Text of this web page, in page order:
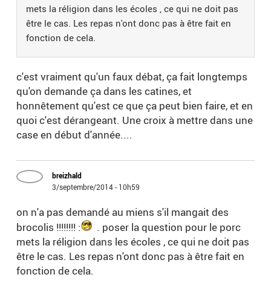
mets la réligion dans les écoles , ce qui ne doit pas
être le cas. Les repas n'ont donc pas à être fait en
fonction de cela.
c'est vraiment qu'un faux débat, ça fait longtemps
qu'on demande ça dans les catines, et
honnêtement qu'est ce que ça peut bien faire, et en
quoi c'est dérangeant. Une croix à mettre dans une
case en début d'année....
breizhald
3/septembre/2014 - 10h59
on n'a pas demandé au miens s'il mangait des
brocolis !!!!!!!! :
. poser la question pour le porc
mets la réligion dans les écoles , ce qui ne doit pas
être le cas. Les repas n'ont donc pas à être fait en
fonction de cela.